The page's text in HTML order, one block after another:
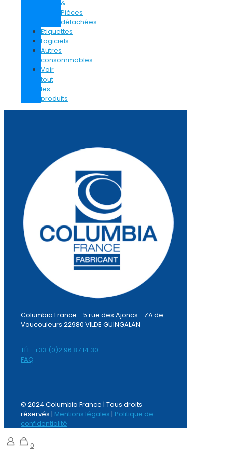
&
Pièces
détachées
Etiquettes
Logiciels
Autres
consommables
Voir
tout
les
produits
Columbia France - 5 rue des Ajoncs - ZA de
Vaucouleurs 22980 VILDE GUINGALAN
TÉL : +33 (0)2 96 87 14 30
FAQ
© 2024 Columbia France | Tous droits
réservés | Mentions légales | Politique de
confidentialité
0